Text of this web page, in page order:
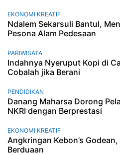
EKONOMI KREATIF
Ndalem Sekarsuli Bantul,
Pesona Alam Pedesaan
PARIWISATA
Indahnya Nyeruput Kopi di
Cobalah jika Berani
PENDIDIKAN
Danang Maharsa Dorong
NKRI dengan Berprestasi
EKONOMI KREATIF
Angkringan Kebon’s
Berduaan